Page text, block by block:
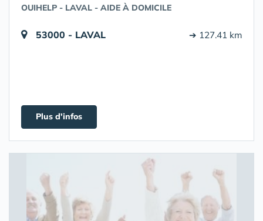
OUIHELP - LAVAL - AIDE À DOMICILE
53000 - LAVAL ➔ 127.41 km
Plus d'infos